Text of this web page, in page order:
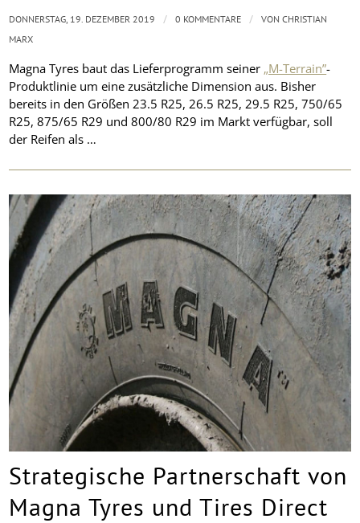
Magna Tyres baut das Lieferprogramm seiner „M-Terrain”-
Produktlinie um eine zusätzliche Dimension aus. Bisher
bereits in den Größen 23.5 R25, 26.5 R25, 29.5 R25, 750/65
R25, 875/65 R29 und 800/80 R29 im Markt verfügbar, soll
der Reifen als …
DONNERSTAG, 19. DEZEMBER 2019 / 0 KOMMENTARE / VONCHRISTIAN
MARX
Strategische Partnerschaft von
Magna Tyres und Tires Direct